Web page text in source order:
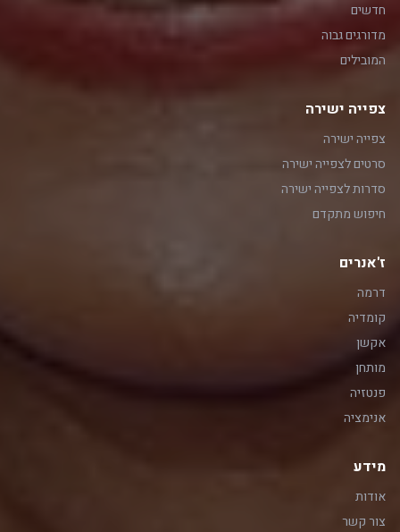
חדשים
מדורגים גבוה
המובילים
צפייה ישירה
צפייה ישירה
סרטים לצפייה ישירה
סדרות לצפייה ישירה
חיפוש מתקדם
ז'אנרים
דרמה
קומדיה
אקשן
מותחן
פנטזיה
אנימציה
מידע
אודות
צור קשר